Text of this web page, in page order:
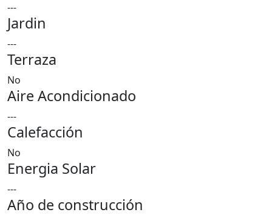
---
Jardin
---
Terraza
No
Aire Acondicionado
---
Calefacción
No
Energia Solar
---
Año de construcción